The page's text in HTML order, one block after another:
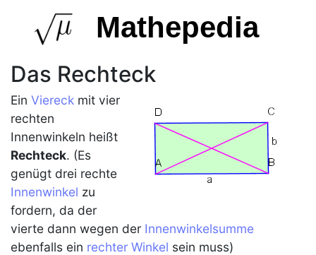
Mathepedia
Das Rechteck
Ein Viereck mit vier
rechten
Innenwinkeln heißt
Rechteck. (Es
genügt drei rechte
Innenwinkel zu
fordern, da der
vierte dann wegen der Innenwinkelsumme
ebenfalls ein rechter Winkel sein muss)